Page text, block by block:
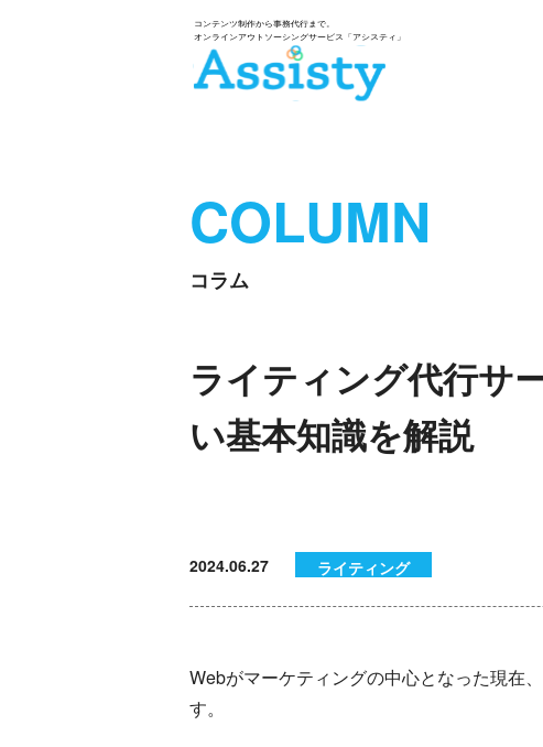
COLUMN
コラム
ライティング代行サ
い基本知識を解説
2024.06.27 ライティング
Webがマーケティングの中心となった現在
す。